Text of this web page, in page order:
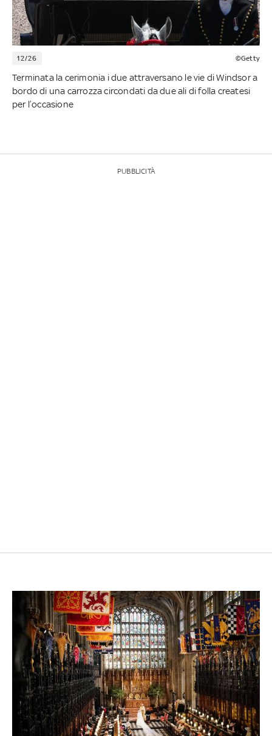
12/26 ©Getty
Terminata la cerimonia i due attraversano le vie di Windsor a
bordo di una carrozza circondati da due ali di folla createsi
per l’occasione
PUBBLICITÀ